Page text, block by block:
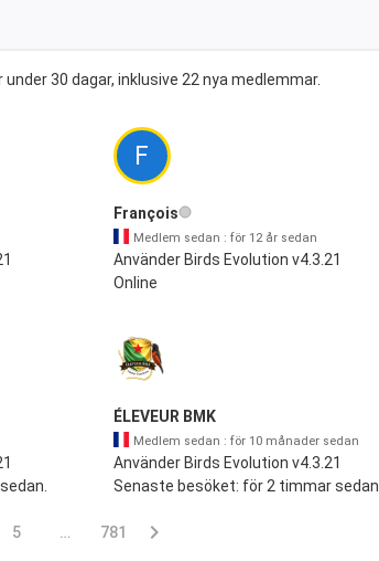
30 dagar, inklusive 22 nya medlemmar.
F
François
Medlem sedan : för 12 år sedan
Använder Birds Evolution v4.3.21
Online
ÉLEVEUR BMK
Medlem sedan : för 10 månader sedan
Använder Birds Evolution v4.3.21
Senaste besöket: för 2 timmar sedan.
5 … 781 keyboard_arrow_right